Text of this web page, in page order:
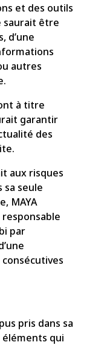
et des outils
saurait être
d’une
autres
à titre
garantir
des
aux risques
sa seule
MAYA
par
pris dans sa
éléments qui